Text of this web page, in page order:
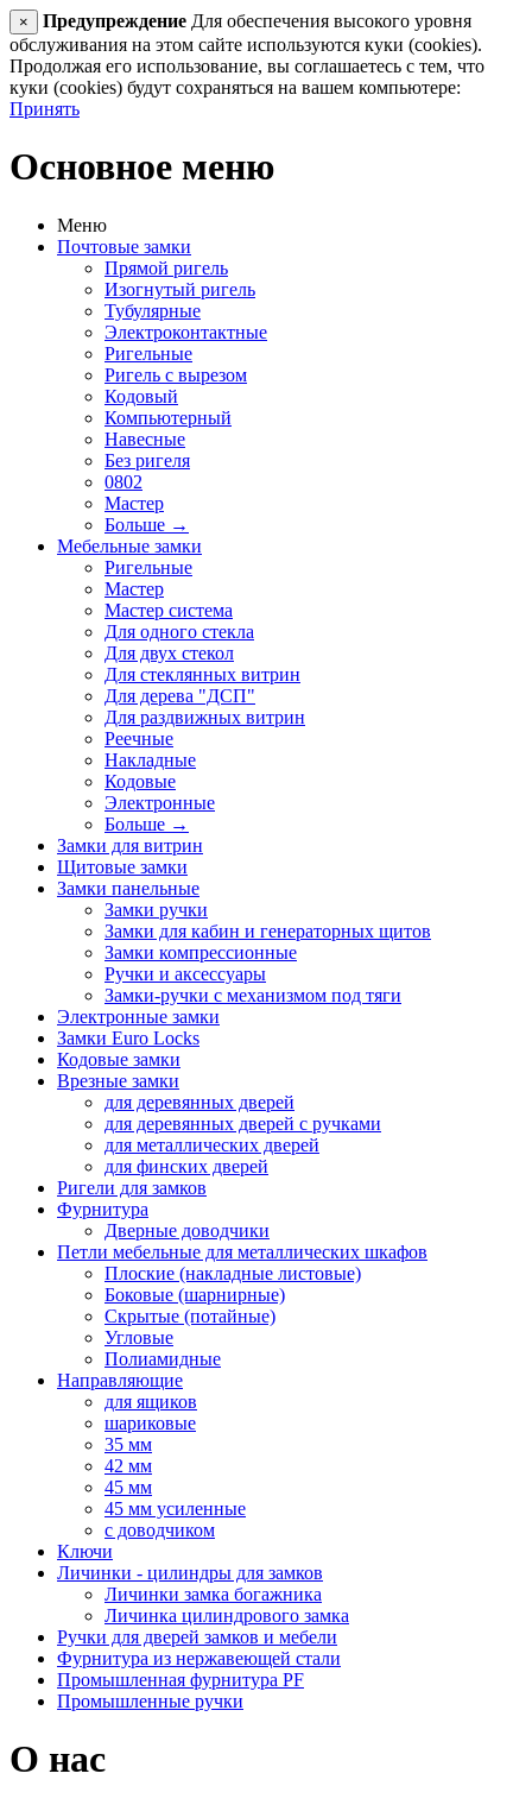
× Предупреждение Для обеспечения высокого уровня
обслуживания на этом сайте используются куки (cookies).
Продолжая его использование, вы соглашаетесь с тем, что
куки (cookies) будут сохраняться на вашем компьютере:
Принять
Основное меню
Меню
Почтовые замки
Прямой ригель
Изогнутый ригель
Тубулярные
Электроконтактные
Ригельные
Ригель с вырезом
Кодовый
Компьютерный
Навесные
Без ригеля
0802
Мастер
Больше →
Мебельные замки
Ригельные
Мастер
Мастер система
Для одного стекла
Для двух стекол
Для стеклянных витрин
Для дерева "ДСП"
Для раздвижных витрин
Реечные
Накладные
Кодовые
Электронные
Больше →
Замки для витрин
Щитовые замки
Замки панельные
Замки ручки
Замки для кабин и генераторных щитов
Замки компрессионные
Ручки и аксессуары
Замки-ручки с механизмом под тяги
Электронные замки
Замки Euro Locks
Кодовые замки
Врезные замки
для деревянных дверей
для деревянных дверей с ручками
для металлических дверей
для финских дверей
Ригели для замков
Фурнитура
Дверные доводчики
Петли мебельные для металлических шкафов
Плоские (накладные листовые)
Боковые (шарнирные)
Скрытые (потайные)
Угловые
Полиамидные
Направляющие
для ящиков
шариковые
35 мм
42 мм
45 мм
45 мм усиленные
с доводчиком
Ключи
Личинки - цилиндры для замков
Личинки замка богажника
Личинка цилиндрового замка
Ручки для дверей замков и мебели
Фурнитура из нержавеющей стали
Промышленная фурнитура PF
Промышленные ручки
О нас